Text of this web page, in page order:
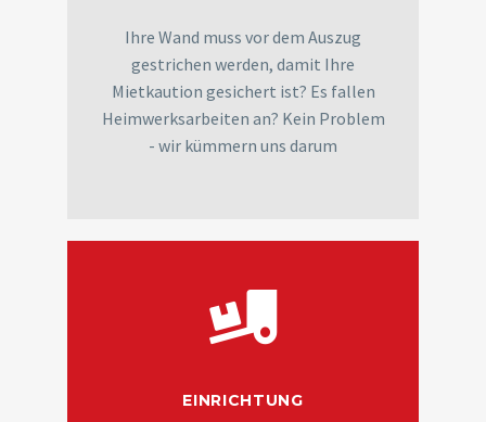
Ihre Wand muss vor dem Auszug
gestrichen werden, damit Ihre
Mietkaution gesichert ist? Es fallen
Heimwerksarbeiten an? Kein Problem
- wir kümmern uns darum
EINRICHTUNG